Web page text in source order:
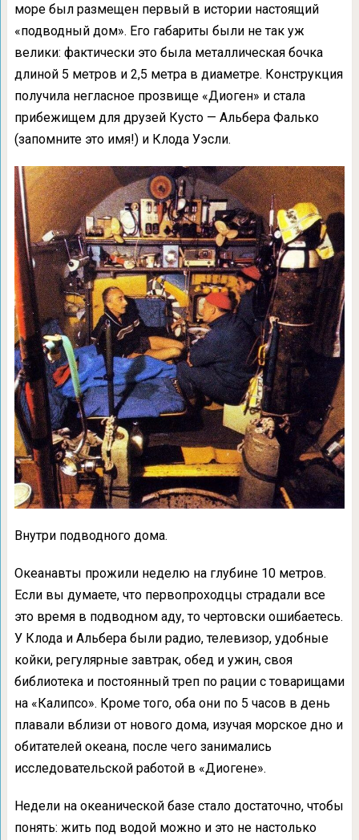
море был размещен первый в истории настоящий
«подводный дом». Его габариты были не так уж
велики: фактически это была металлическая бочка
длиной 5 метров и 2,5 метра в диаметре. Конструкция
получила негласное прозвище «Диоген» и стала
прибежищем для друзей Кусто — Альбера Фалько
(запомните это имя!) и Клода Уэсли.
Внутри подводного дома.
Океанавты прожили неделю на глубине 10 метров.
Если вы думаете, что первопроходцы страдали все
это время в подводном аду, то чертовски ошибаетесь.
У Клода и Альбера были радио, телевизор, удобные
койки, регулярные завтрак, обед и ужин, своя
библиотека и постоянный треп по рации с товарищами
на «Калипсо». Кроме того, оба они по 5 часов в день
плавали вблизи от нового дома, изучая морское дно и
обитателей океана, после чего занимались
исследовательской работой в «Диогене».
Недели на океанической базе стало достаточно, чтобы
понять: жить под водой можно и это не настолько